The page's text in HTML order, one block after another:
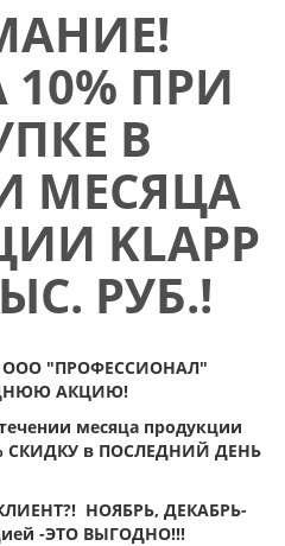
ПРИ
В
МЕСЯЦА
KLAPP
РУБ.!
ООО "ПРОФЕССИОНАЛ"
АКЦИЮ!
месяца продукции
СКИДКУ в ПОСЛЕДНИЙ ДЕНЬ
НОЯБРЬ, ДЕКАБРЬ-
-ЭТО ВЫГОДНО!!!